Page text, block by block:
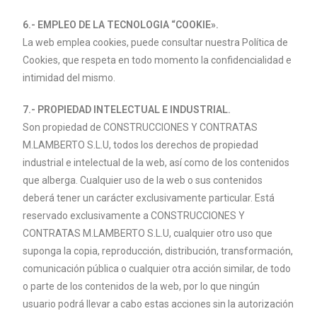
6.- EMPLEO DE LA TECNOLOGIA “COOKIE».
La web emplea cookies, puede consultar nuestra Política de
Cookies, que respeta en todo momento la confidencialidad e
intimidad del mismo.
7.- PROPIEDAD INTELECTUAL E INDUSTRIAL.
Son propiedad de CONSTRUCCIONES Y CONTRATAS
M.LAMBERTO S.L.U, todos los derechos de propiedad
industrial e intelectual de la web, así como de los contenidos
que alberga. Cualquier uso de la web o sus contenidos
deberá tener un carácter exclusivamente particular. Está
reservado exclusivamente a CONSTRUCCIONES Y
CONTRATAS M.LAMBERTO S.L.U, cualquier otro uso que
suponga la copia, reproducción, distribución, transformación,
comunicación pública o cualquier otra acción similar, de todo
o parte de los contenidos de la web, por lo que ningún
usuario podrá llevar a cabo estas acciones sin la autorización